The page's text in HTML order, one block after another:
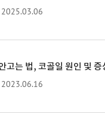
2025.03.06
고는 법, 코골일 원인 및 증
2023.06.16